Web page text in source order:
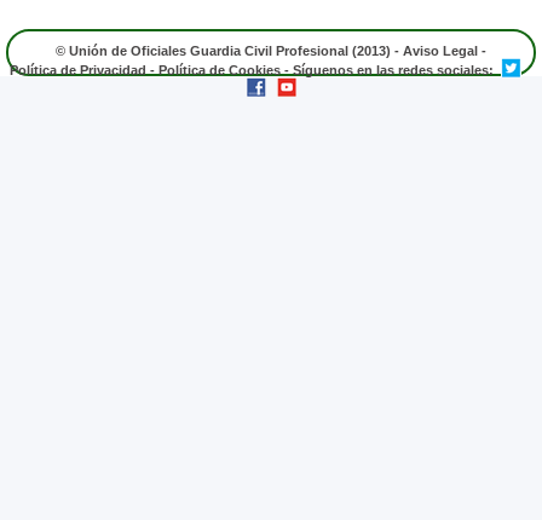
© Unión de Oficiales Guardia Civil Profesional (2013) - Aviso Legal -
Política de Privacidad-Política de Cookies- Síguenos en las redes sociales: